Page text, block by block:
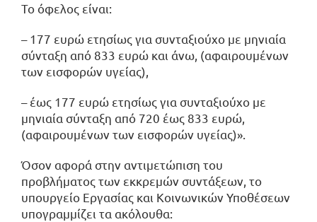
Το όφελος είναι:
– 177 ευρώ ετησίως για συνταξιούχο με μηνιαία
σύνταξη από 833 ευρώ και άνω, (αφαιρουμένων
των εισφορών υγείας),
– έως 177 ευρώ ετησίως για συνταξιούχο με
μηνιαία σύνταξη από 720 έως 833 ευρώ,
(αφαιρουμένων των εισφορών υγείας)».
Όσον αφορά στην αντιμετώπιση του
προβλήματος των εκκρεμών συντάξεων, το
υπουργείο Εργασίας και Κοινωνικών Υποθέσεων
υπογραμμίζει τα ακόλουθα: